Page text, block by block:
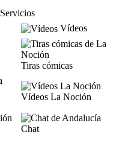
Servicios
Vídeos
Tiras cómicas
Vídeos La Noción
Chat